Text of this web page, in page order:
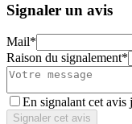
Signaler un avis
Mail*
Raison du signalement*
En signalant cet avis
Signaler cet avis